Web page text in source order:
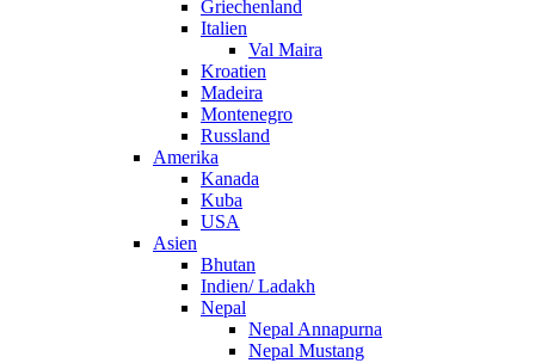
Griechenland
Italien
Val Maira
Kroatien
Madeira
Montenegro
Russland
Amerika
Kanada
Kuba
USA
Asien
Bhutan
Indien/ Ladakh
Nepal
Nepal Annapurna
Nepal Mustang